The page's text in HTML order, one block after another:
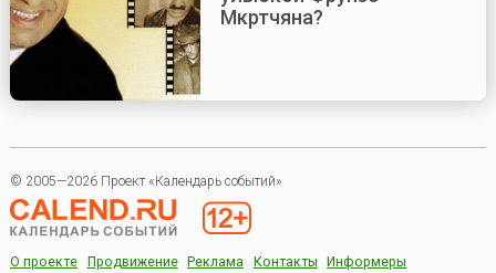
Мкртчяна?
© 2005—2026 Проект «Календарь событий»
О проекте Продвижение Реклама Контакты Информеры